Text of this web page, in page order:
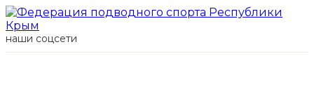
наши соцсети